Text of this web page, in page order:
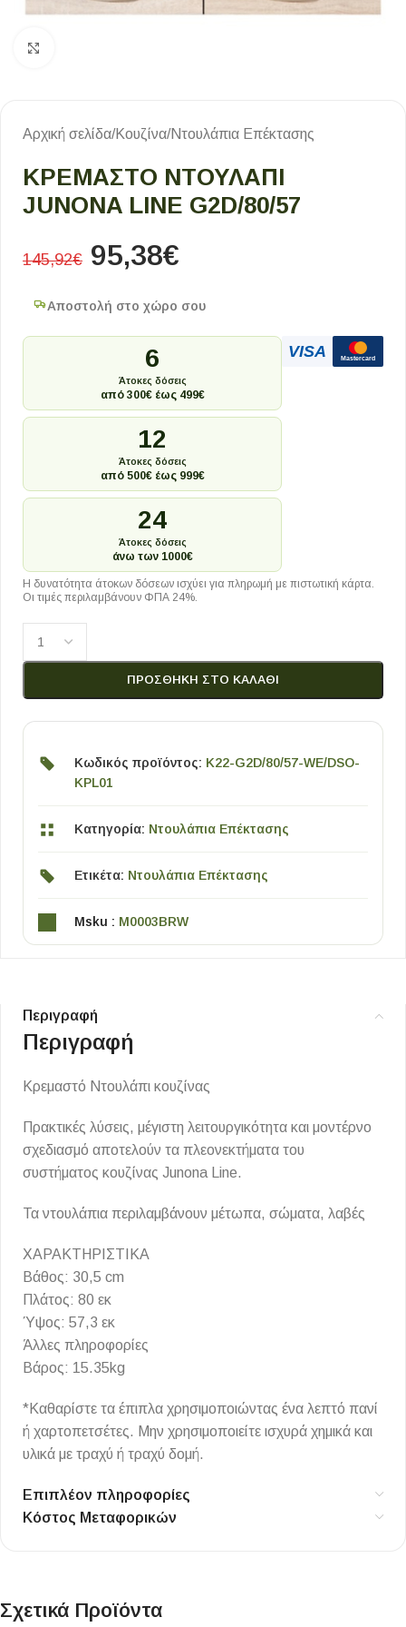
Αρχική σελίδα/Κουζίνα/Ντουλάπια Επέκτασης
ΚΡΕΜΑΣΤΟ ΝΤΟΥΛΑΠΙ
JUNONA LINE G2D/80/57
145,92€ 95,38€
Αποστολή στο χώρο σου
6
Άτοκες δόσεις
από 300€ έως 499€
12
Άτοκες δόσεις
από 500€ έως 999€
24
Άτοκες δόσεις
άνω των 1000€
VISA Mastercard
Η δυνατότητα άτοκων δόσεων ισχύει για πληρωμή με πιστωτική κάρτα.
Οι τιμές περιλαμβάνουν ΦΠΑ 24%.
ΠΡΟΣΘΉΚΗ ΣΤΟ ΚΑΛΆΘΙ
Κωδικός προϊόντος: K22-G2D/80/57-WE/DSO-
KPL01
Κατηγορία: Ντουλάπια Επέκτασης
Ετικέτα: Ντουλάπια Επέκτασης
Msku : M0003BRW
Περιγραφή
Περιγραφή
Κρεμαστό Ντουλάπι κουζίνας
Πρακτικές λύσεις, μέγιστη λειτουργικότητα και μοντέρνο
σχεδιασμό αποτελούν τα πλεονεκτήματα του
συστήματος κουζίνας Junona Line.
Τα ντουλάπια περιλαμβάνουν μέτωπα, σώματα, λαβές
ΧΑΡΑΚΤΗΡΙΣΤΙΚΑ
Βάθος: 30,5 cm
Πλάτος: 80 εκ
Ύψος: 57,3 εκ
Άλλες πληροφορίες
Βάρος: 15.35kg
*Καθαρίστε τα έπιπλα χρησιμοποιώντας ένα λεπτό πανί
ή χαρτοπετσέτες. Μην χρησιμοποιείτε ισχυρά χημικά και
υλικά με τραχύ ή τραχύ δομή.
Επιπλέον πληροφορίες
Κόστος Μεταφορικών
Σχετικά Προϊόντα